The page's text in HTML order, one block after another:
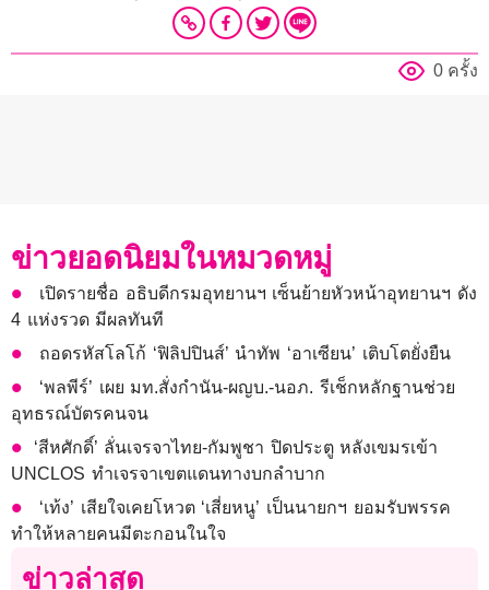
0 ครั้ง
ข่าวยอดนิยมในหมวดหมู่
เปิดรายชื่อ อธิบดีกรมอุทยานฯ เซ็นย้ายหัวหน้าอุทยานฯ ดัง
4 แห่งรวด มีผลทันที
ถอดรหัสโลโก้ ‘ฟิลิปปินส์’ นำทัพ ‘อาเซียน’ เติบโตยั่งยืน
‘พลพีร์’ เผย มท.สั่งกำนัน-ผญบ.-นอภ. รีเช็กหลักฐานช่วย
อุทธรณ์บัตรคนจน
​‘สีหศักดิ์’ ลั่นเจรจาไทย-กัมพูชา ปิดประตู หลังเขมรเข้า
UNCLOS ทำเจรจาเขตแดนทางบกลำบาก
‘เท้ง’ เสียใจเคยโหวต ‘เสี่ยหนู’ เป็นนายกฯ ยอมรับพรรค
ทำให้หลายคนมีตะกอนในใจ
ข่าวล่าสุด